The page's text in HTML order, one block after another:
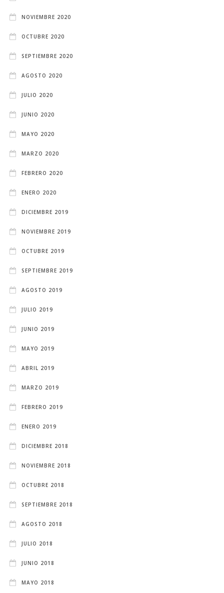
NOVIEMBRE 2020
OCTUBRE 2020
SEPTIEMBRE 2020
AGOSTO 2020
JULIO 2020
JUNIO 2020
MAYO 2020
MARZO 2020
FEBRERO 2020
ENERO 2020
DICIEMBRE 2019
NOVIEMBRE 2019
OCTUBRE 2019
SEPTIEMBRE 2019
AGOSTO 2019
JULIO 2019
JUNIO 2019
MAYO 2019
ABRIL 2019
MARZO 2019
FEBRERO 2019
ENERO 2019
DICIEMBRE 2018
NOVIEMBRE 2018
OCTUBRE 2018
SEPTIEMBRE 2018
AGOSTO 2018
JULIO 2018
JUNIO 2018
MAYO 2018